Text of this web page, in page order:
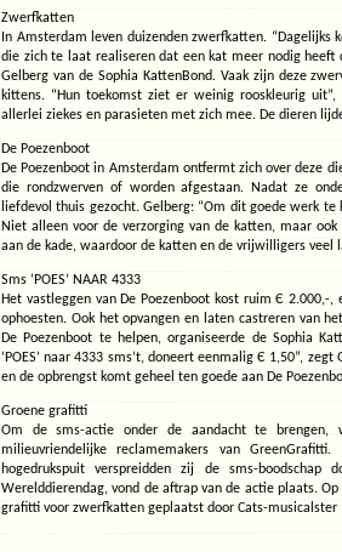
Zwerfkatten
In Amsterdam leven duizenden zwerfkatten.
die zich te laat realiseren dat een kat meer nodig
Gelberg van de Sophia KattenBond. Vaak zijn deze
kittens. “Hun toekomst ziet er weinig rooskleurig
allerlei ziekes en parasieten met zich mee. De dieren
De Poezenboot
De Poezenboot in Amsterdam ontfermt zich over deze
die rondzwerven of worden afgestaan. Nadat ze
liefdevol thuis gezocht. Gelberg: “Om dit goede werk
Niet alleen voor de verzorging van de katten, maar
aan de kade, waardoor de katten en de vrijwilligers veel
Sms ‘POES’ NAAR 4333
Het vastleggen van De Poezenboot kost ruim Є
ophoesten. Ook het opvangen en laten castreren van
De Poezenboot te helpen, organiseerde de Sophia
‘POES’ naar 4333 sms’t, doneert eenmalig Є 1,50”,
en de opbrengst komt geheel ten goede aan De
Groene grafitti
Om de sms-actie onder de aandacht te brengen,
milieuvriendelijke reclamemakers van
hogedrukspuit verspreidden zij de sms-
Werelddierendag, vond de aftrap van de actie plaats.
grafitti voor zwerfkatten geplaatst door Cats-musicalster